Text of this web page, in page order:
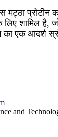
मट्ठा
के लिए शामिल
का एक आदर्श
and